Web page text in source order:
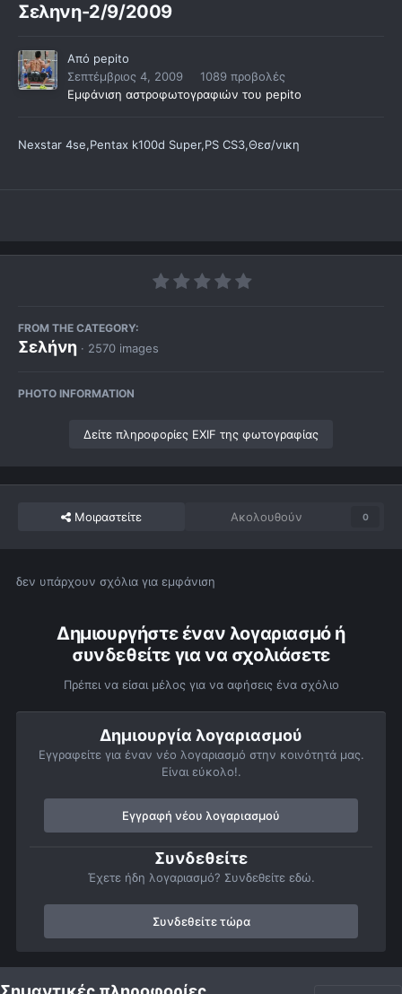
Σεληνη-2/9/2009
Από pepito
Σεπτέμβριος 4, 2009
1089 προβολές
Εμφάνιση αστροφωτογραφιών του pepito
Nexstar 4se,Pentax k100d Super,PS CS3,Θεσ/νικη
FROM THE CATEGORY:
Σελήνη · 2570 images
PHOTO INFORMATION
Δείτε πληροφορίες EXIF της φωτογραφίας
Μοιραστείτε Ακολουθούν 0
δεν υπάρχουν σχόλια για εμφάνιση
Δημιουργήστε έναν λογαριασμό ή
συνδεθείτε για να σχολιάσετε
Πρέπει να είσαι μέλος για να αφήσεις ένα σχόλιο
Δημιουργία λογαριασμού
Εγγραφείτε για έναν νέο λογαριασμό στην κοινότητά μας.
Είναι εύκολο!.
Εγγραφή νέου λογαριασμού
Συνδεθείτε
Έχετε ήδη λογαριασμό? Συνδεθείτε εδώ.
Συνδεθείτε τώρα
Αρχή Αστροφωτογραφίες Σελήνη